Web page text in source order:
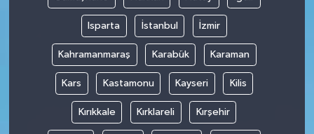
Isparta İstanbul İzmir
Kahramanmaraş Karabük Karaman
Kars Kastamonu Kayseri Kilis
Kırıkkale Kırklareli Kırşehir